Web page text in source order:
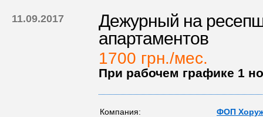
11.09.2017
Дежурный на
апартаментов
1700 грн./мес.
При рабочем графике 1
Компания:
ФОП